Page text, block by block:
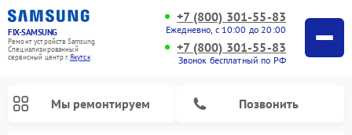
FIX-SAMSUNG
Ремонт устройств Samsung
Специализированный
cервисный центр г.Якутск
+7 (800) 301-55-83
Ежедневно, с 10:00 до 20:00
+7 (800) 301-55-83
Звонок бесплатный по РФ
Мы ремонтируем Позвонить